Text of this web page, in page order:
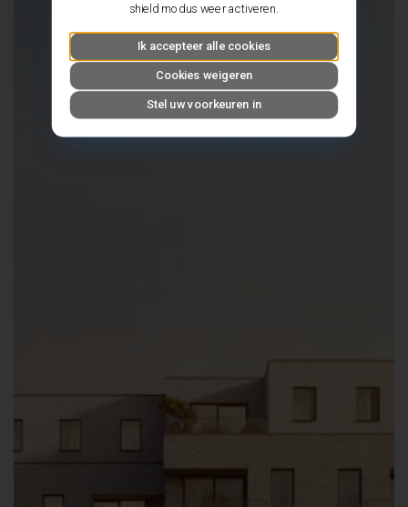
shield modus weer activeren.
Ik accepteer alle cookies
Cookies weigeren
Stel uw voorkeuren in